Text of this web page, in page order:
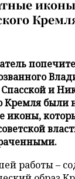
и
Кремля были
иконы,
работы –